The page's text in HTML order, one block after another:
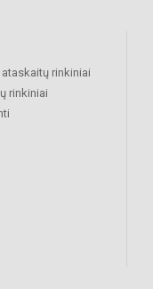
rinkiniai
rinkiniai